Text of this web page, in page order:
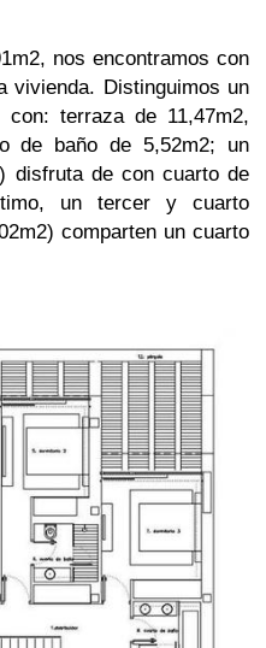
nos encontramos con
vivienda. Distinguimos un
con: terraza de 11,47m2,
de baño de 5,52m2; un
disfruta de con cuarto de
un tercer y cuarto
comparten un cuarto